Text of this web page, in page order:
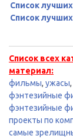
Список
Список
Список всех
материал:
фильмы, ужасы,
фэнтезийные
фэнтезийные
проекты по
самые